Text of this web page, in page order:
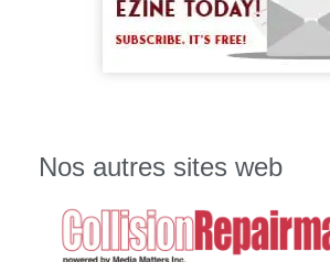
Nos autres sites web